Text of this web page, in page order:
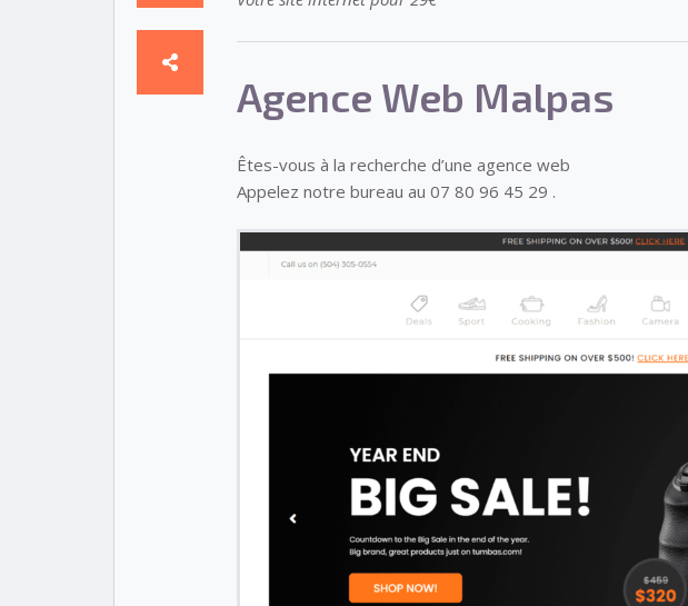
Agence Web Malpas
Êtes-vous à la recherche d’une agence web
Appelez notre bureau au 07 80 96 45 29 .